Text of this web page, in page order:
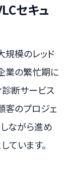
セキュ
規模のレッド
業の繁忙期に
診断サービス
客のプロジェ
ながら進め
ています。